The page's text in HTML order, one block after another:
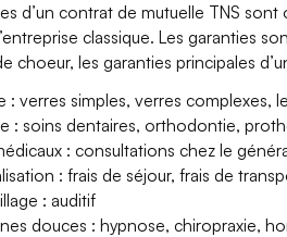
d’un contrat de mutuelle TNS
classique. Les garanties
choeur, les garanties principales
: verres simples, verres complexes,
: soins dentaires, orthodontie,
: consultations chez le
: frais de séjour, frais de
: auditif
douces : hypnose, chiropraxie,